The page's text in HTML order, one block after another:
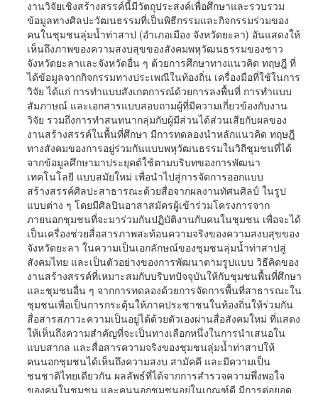
งานวิจัยเชิงสร้างสรรค์นี้มีวัตถุประสงค์เพื่อศึกษาและรวบรวม
ข้อมูลทางศิลปะวัฒนธรรมที่เป็นพิธีกรรมและกิจกรรมร่วมของ
คนในชุมชนลุ่มน้ำท่าสาป (อำเภอเมือง จังหวัดยะลา) อันแสดงให้
เห็นถึงภาพของความสงบสุขของสังคมพหุวัฒนธรรมของชาว
จังหวัดยะลาและจังหวัดอื่น ๆ ด้วยการศึกษาทางแนวคิด ทฤษฎี ที่
ได้ข้อมูลจากกิจกรรมทางประเพณีในท้องถิ่น เครื่องมือที่ใช้ในการ
วิจัย ได้แก่ การทำแบบสังเกตการณ์ด้วยการลงพื้นที่ การทำแบบ
สัมภาษณ์ และเอกสารแบบสอบถามผู้ที่มีความเกี่ยวข้องกับงาน
วิจัย รวมถึงการทำสนทนากลุ่มกับผู้มีส่วนได้ส่วนเสียกับผลของ
งานสร้างสรรค์ในพื้นที่ศึกษา มีการทดลองนำหลักแนวคิด ทฤษฎี
ทางสังคมของการอยู่ร่วมกันแบบพหุวัฒนธรรมในวิถีชุมชนที่ได้
จากข้อมูลศึกษามาประยุคต์ใช้ตามบริบทของการพัฒนา
เทคโนโลยี แบบสมัยใหม่ เพื่อนำไปสู่การจัดการออกแบบ
สร้างสรรค์ศิลปะสาธารณะด้วยสื่อจากผลงานทัศนศิลป์ ในรูป
แบบต่าง ๆ โดยมีศิลปินอาสาสมัครผู้เข้าร่วมโครงการจาก
ภายนอกชุมชนที่จะมาร่วมกันปฏิบัติงานกับคนในชุมชน เพื่อจะได้
เป็นเครื่องช่วยสื่อสารภาพสะท้อนความจริงของความสงบสุขของ
จังหวัดยะลา ในความเป็นเอกลักษณ์ของชุมชนลุ่มน้ำท่าสาปสู่
สังคมไทย และเป็นตัวอย่างของการพัฒนาตามรูปแบบ วิธีคิดของ
งานสร้างสรรค์ที่เหมาะสมกับบริบทปัจจุบันให้กับชุมชนพื้นที่ศึกษา
และชุมชนอื่น ๆ จากการทดลองด้วยการจัดการพื้นที่สาธารณะใน
ชุมชนเพื่อเป็นการกระตุ้นให้ภาคประชาชนในท้องถิ่นให้ร่วมกัน
สื่อสารสภาวะความเป็นอยู่ได้ด้วยตัวเองผ่านสื่อสังคมใหม่ ที่แสดง
ให้เห็นถึงความสำคัญที่จะเป็นทางเลือกหนึ่งในการนำเสนอใน
แบบสากล และสื่อสารความจริงของชุมชนลุ่มน้ำท่าสาปให้
คนนอกชุมชนได้เห็นถึงความสงบ สามัคคี และมีความเป็น
ชนชาติไทยเดียวกัน ผลลัพธ์ที่ได้จากการสำรวจความพึ่งพอใจ
ของคนในชุมชน และคนนอกชุมชนอยู่ในเกณฑ์ดี มีการต่อยอด